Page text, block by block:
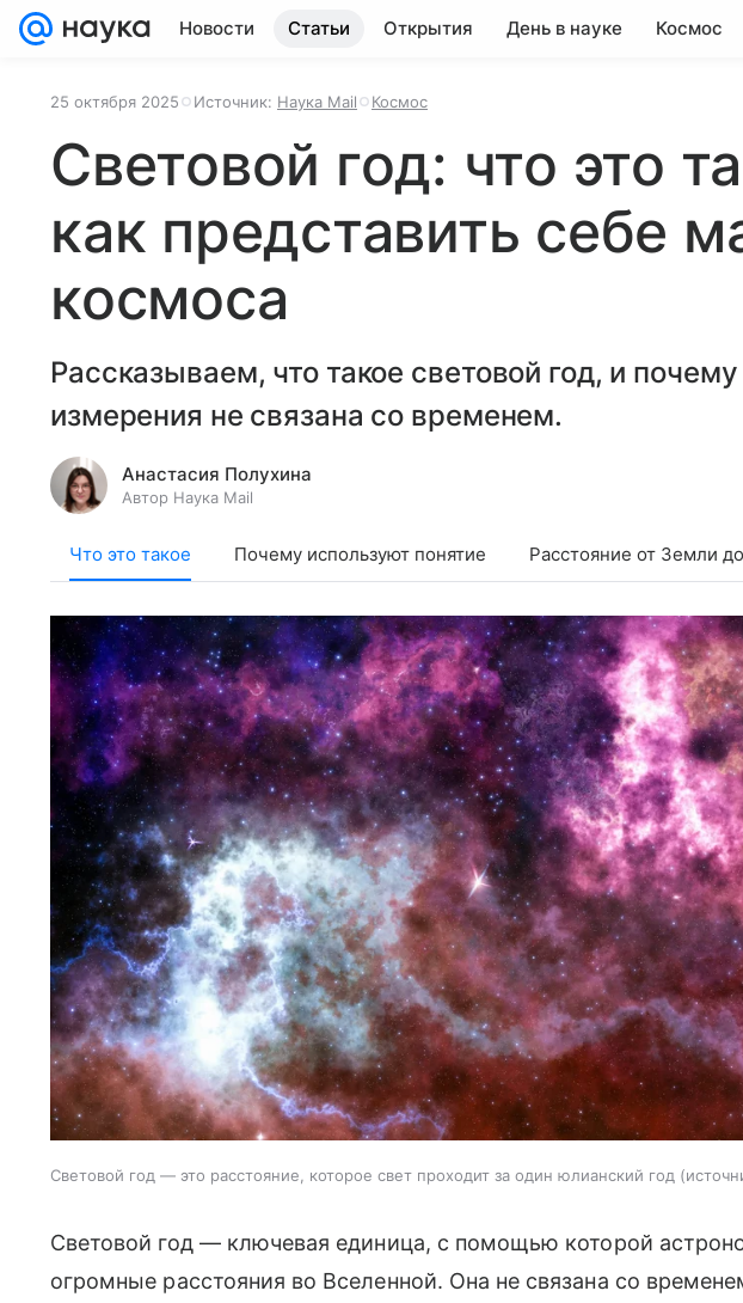
Новости Статьи Открытия День в науке Космос
25 октября 2025 Источник: Наука Mail Космос
Световой год: что это
как представить себе
космоса
Рассказываем, что такое световой год, и
измерения не связана со временем.
Анастасия Полухина
Автор Наука Mail
Что это такое Почему используют понятие Расстояние от Земли
Световой год — это расстояние, которое свет проходит за один юлианский год
Световой год — ключевая единица, с помощью которой
огромные расстояния во Вселенной. Она не связана со